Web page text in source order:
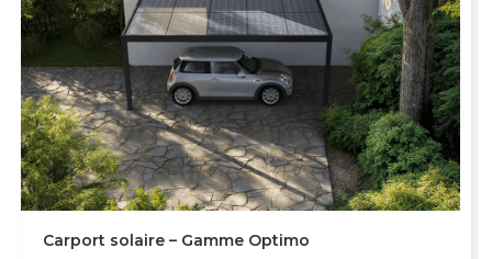
Carport solaire – Gamme Optimo